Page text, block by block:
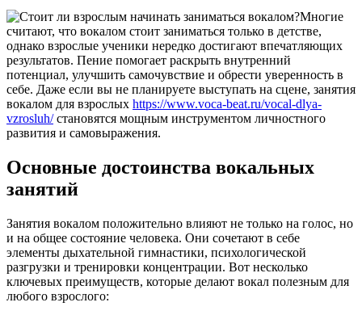
Многие
считают, что вокалом стоит заниматься только в детстве,
однако взрослые ученики нередко достигают впечатляющих
результатов. Пение помогает раскрыть внутренний
потенциал, улучшить самочувствие и обрести уверенность в
себе. Даже если вы не планируете выступать на сцене, занятия
вокалом для взрослых https://www.voca-beat.ru/vocal-dlya-
vzrosluh/становятся мощным инструментом личностного
развития и самовыражения.
Основные достоинства вокальных
занятий
Занятия вокалом положительно влияют не только на голос, но
и на общее состояние человека. Они сочетают в себе
элементы дыхательной гимнастики, психологической
разгрузки и тренировки концентрации. Вот несколько
ключевых преимуществ, которые делают вокал полезным для
любого взрослого: